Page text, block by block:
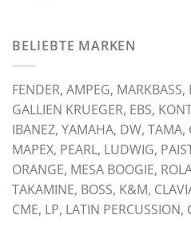
59,00 €
BELIEBTE MARKEN
FENDER, AMPEG,
GALLIEN KRUEGER, EBS,
IBANEZ, YAMAHA, DW, TAMA,
MAPEX, PEARL, LUDWIG,
ORANGE, MESA BOOGIE,
TAKAMINE, BOSS, K&M,
CME, LP, LATIN PERCUSSION,